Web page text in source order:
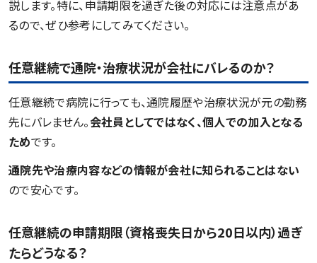
説します。特に、申請期限を過ぎた後の対応には注意点があ
るので、ぜひ参考にしてみてください。
任意継続で通院・治療状況が会社にバレるのか？
任意継続で病院に行っても、通院履歴や治療状況が元の勤務
先にバレません。会社員としてではなく、個人での加入となる
ためです。
通院先や治療内容などの情報が会社に知られることはない
ので安心です。
任意継続の申請期限（資格喪失日から20日以内）過ぎ
たらどうなる？